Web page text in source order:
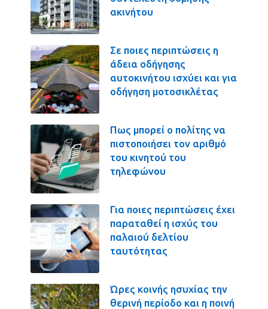
ακινήτου
Σε ποιες περιπτώσεις η
άδεια οδήγησης
αυτοκινήτου ισχύει και για
οδήγηση μοτοσικλέτας
Πως μπορεί ο πολίτης να
πιστοποιήσει τον αριθμό
του κινητού του
τηλεφώνου
Για ποιες περιπτώσεις έχει
παραταθεί η ισχύς του
παλαιού δελτίου
ταυτότητας
Ώρες κοινής ησυχίας την
θερινή περίοδο και η ποινή